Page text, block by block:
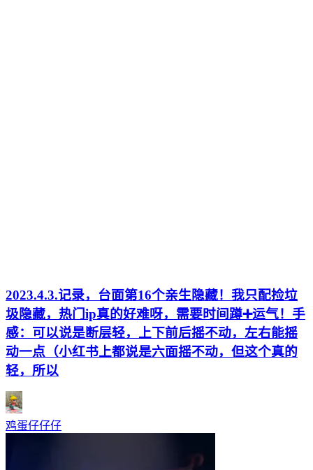
2023.4.3.记录，台面第16个亲生隐藏！我只配捡垃
圾隐藏，热门ip真的好难呀，需要时间蹲➕运气！手
感：可以说是断层轻，上下前后摇不动，左右能摇
动一点（小红书上都说是六面摇不动，但这个真的
轻，所以
鸡蛋仔仔仔